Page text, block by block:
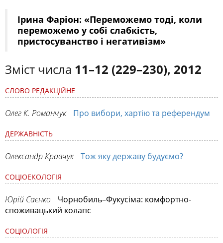
Ірина Фаріон: «Переможемо тоді, коли
переможемо у собі слабкість,
пристосуванство і негативізм»
Зміст числа 11–12 (229–230), 2012
СЛОВО РЕДАКЦІЙНЕ
Олег К. Романчук Про вибори, хартію та референдум
ДЕРЖАВНІСТЬ
Олександр Кравчук Тож яку державу будуємо?
СОЦІОЕКОЛОГІЯ
Юрій Саєнко
Чорнобиль–Фукусіма: комфортно-
споживацький колапс
СОЦІОЛОГІЯ